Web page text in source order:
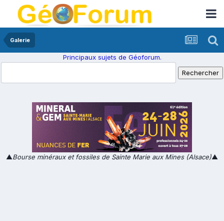
Galerie
Principaux sujets de Géoforum.
▲Bourse minéraux et fossiles de Sainte Marie aux Mines (Alsace)▲